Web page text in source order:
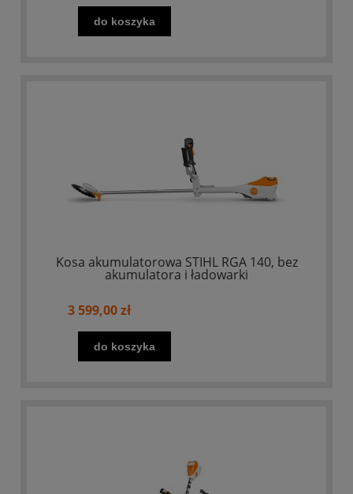
do koszyka
Kosa akumulatorowa STIHL RGA 140, bez
akumulatora i ładowarki
3 599,00 zł
do koszyka